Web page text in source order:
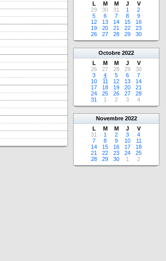
L
M M J
V
29
30 31 1
2
5
6 7 8
9
12
13 14 15
16
19
20 21 22
23
26
27 28 29 30
Octobre 2022
L
M M J
V
26
27 28 29
30
3
4 5 6
7
10
11 12 13
14
17
18 19 20
21
24
25 26 27
28
31
1 2 3 4
Novembre 2022
L
M M J
V
31
1 2 3
4
7
8 9 10
11
14
15 16 17
18
21
22 23 24
25
28
29 30 1 2